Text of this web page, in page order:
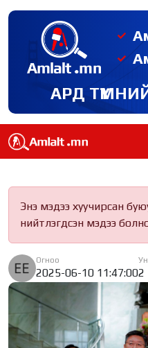
АРД
Энэ мэдээ хуучирсан
нийтлэгдсэн мэдээ
Огноо
2025-06-10 11:47:002